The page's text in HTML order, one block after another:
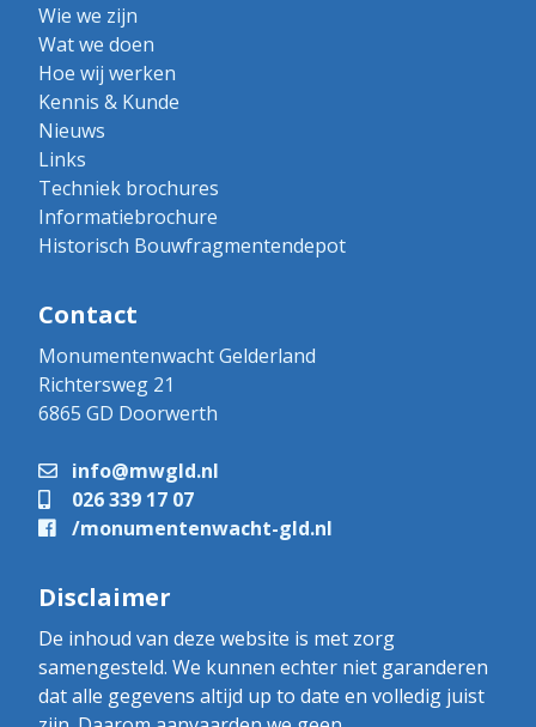
Wie we zijn
Wat we doen
Hoe wij werken
Kennis & Kunde
Nieuws
Links
Techniek brochures
Informatiebrochure
Historisch Bouwfragmentendepot
Contact
Monumentenwacht Gelderland
Richtersweg 21
6865 GD Doorwerth
info@mwgld.nl
026 339 17 07
/monumentenwacht-gld.nl
Disclaimer
De inhoud van deze website is met zorg
samengesteld. We kunnen echter niet garanderen
dat alle gegevens altijd up to date en volledig juist